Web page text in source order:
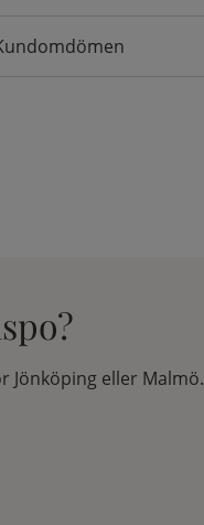
Jönköping eller Malmö.